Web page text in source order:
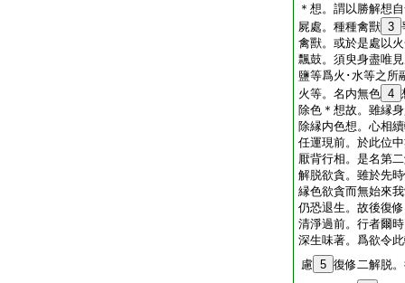
＊想。謂以勝解想
屍處。種種禽獸 3
禽獸。或於是處以
飄鼓。須臾身盡唯
鹽等爲火･水等之所
火等。名内無色 4
除色＊想故。雖縁
除縁内色想。心相
任運現前。於此位
厭背行相。是名第
解脱欲貪。雖於先
縁色欲貪而無始來
仍恐退生。故後復
清淨過前。行者爾
深生味著。爲欲令
慮 5 復修二解脱